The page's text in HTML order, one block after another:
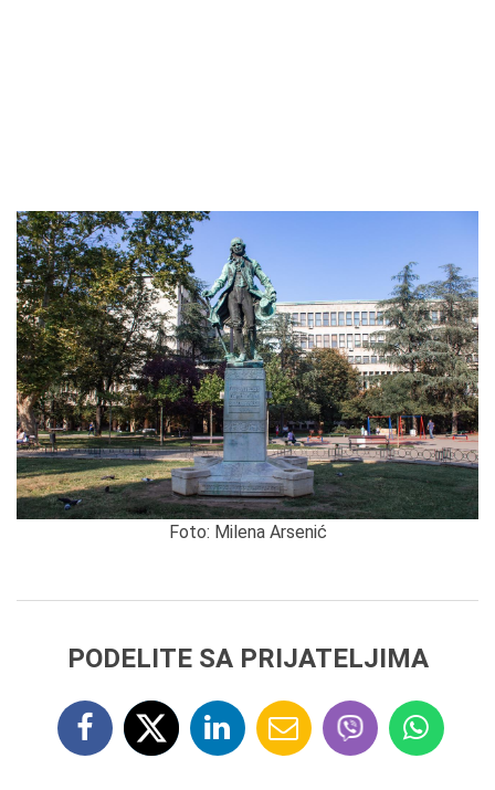
Foto: Milena Arsenić
PODELITE SA PRIJATELJIMA